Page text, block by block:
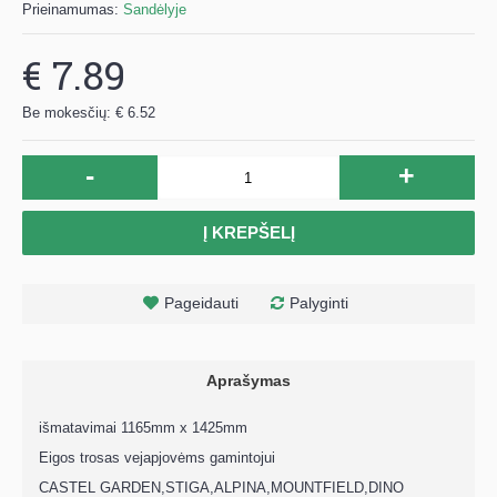
Prieinamumas: Sandėlyje
€ 7.89
Be mokesčių: € 6.52
- +
Į KREPŠELĮ
Pageidauti Palyginti
Aprašymas
išmatavimai 1165mm x 1425mm
Eigos trosas vejapjovėms gamintojui
CASTEL GARDEN,STIGA,ALPINA,MOUNTFIELD,DINO